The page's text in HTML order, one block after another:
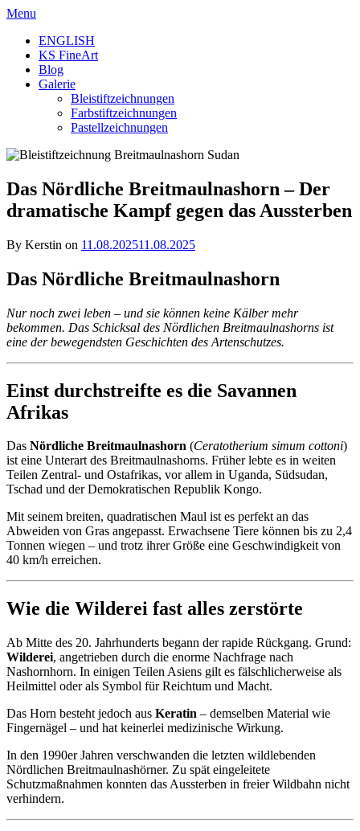
Skip
content
Menu
ENGLISH
KS FineArt
Blog
Galerie
Bleistiftzeichnungen
Farbstiftzeichnungen
Pastellzeichnungen
Das Nördliche Breitmaulnashorn – Der
dramatische Kampf gegen das Aussterben
By Kerstin on 11.08.202511.08.2025
Das Nördliche Breitmaulnashorn
Nur noch zwei leben – und sie können keine Kälber mehr
bekommen. Das Schicksal des Nördlichen Breitmaulnashorns ist
eine der bewegendsten Geschichten des Artenschutzes.
Einst durchstreifte es die Savannen
Afrikas
Das Nördliche Breitmaulnashorn (Ceratotherium simum cottoni)
ist eine Unterart des Breitmaulnashorns. Früher lebte es in weiten
Teilen Zentral- und Ostafrikas, vor allem in Uganda, Südsudan,
Tschad und der Demokratischen Republik Kongo.
Mit seinem breiten, quadratischen Maul ist es perfekt an das
Abweiden von Gras angepasst. Erwachsene Tiere können bis zu 2,4
Tonnen wiegen – und trotz ihrer Größe eine Geschwindigkeit von
40 km/h erreichen.
Wie die Wilderei fast alles zerstörte
Ab Mitte des 20. Jahrhunderts begann der rapide Rückgang. Grund:
Wilderei, angetrieben durch die enorme Nachfrage nach
Nashornhorn. In einigen Teilen Asiens gilt es fälschlicherweise als
Heilmittel oder als Symbol für Reichtum und Macht.
Das Horn besteht jedoch aus Keratin – demselben Material wie
Fingernägel – und hat keinerlei medizinische Wirkung.
In den 1990er Jahren verschwanden die letzten wildlebenden
Nördlichen Breitmaulnashörner. Zu spät eingeleitete
Schutzmaßnahmen konnten das Aussterben in freier Wildbahn nicht
verhindern.